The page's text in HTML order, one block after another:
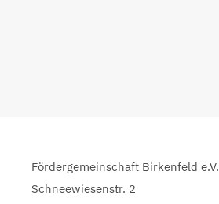
Fördergemeinschaft Birkenfeld e.V.
Schneewiesenstr. 2